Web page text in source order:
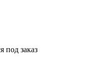
под заказ